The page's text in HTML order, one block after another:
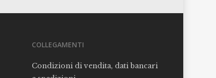
COLLEGAMENTI
Condizioni di vendita, dati bancari